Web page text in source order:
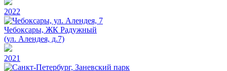
2022
Чебоксары, ЖК Радужный
(ул. Алендея, д.7)
2021